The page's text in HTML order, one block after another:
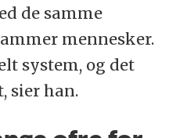
de samme
mennesker.
system, og det
sier han.